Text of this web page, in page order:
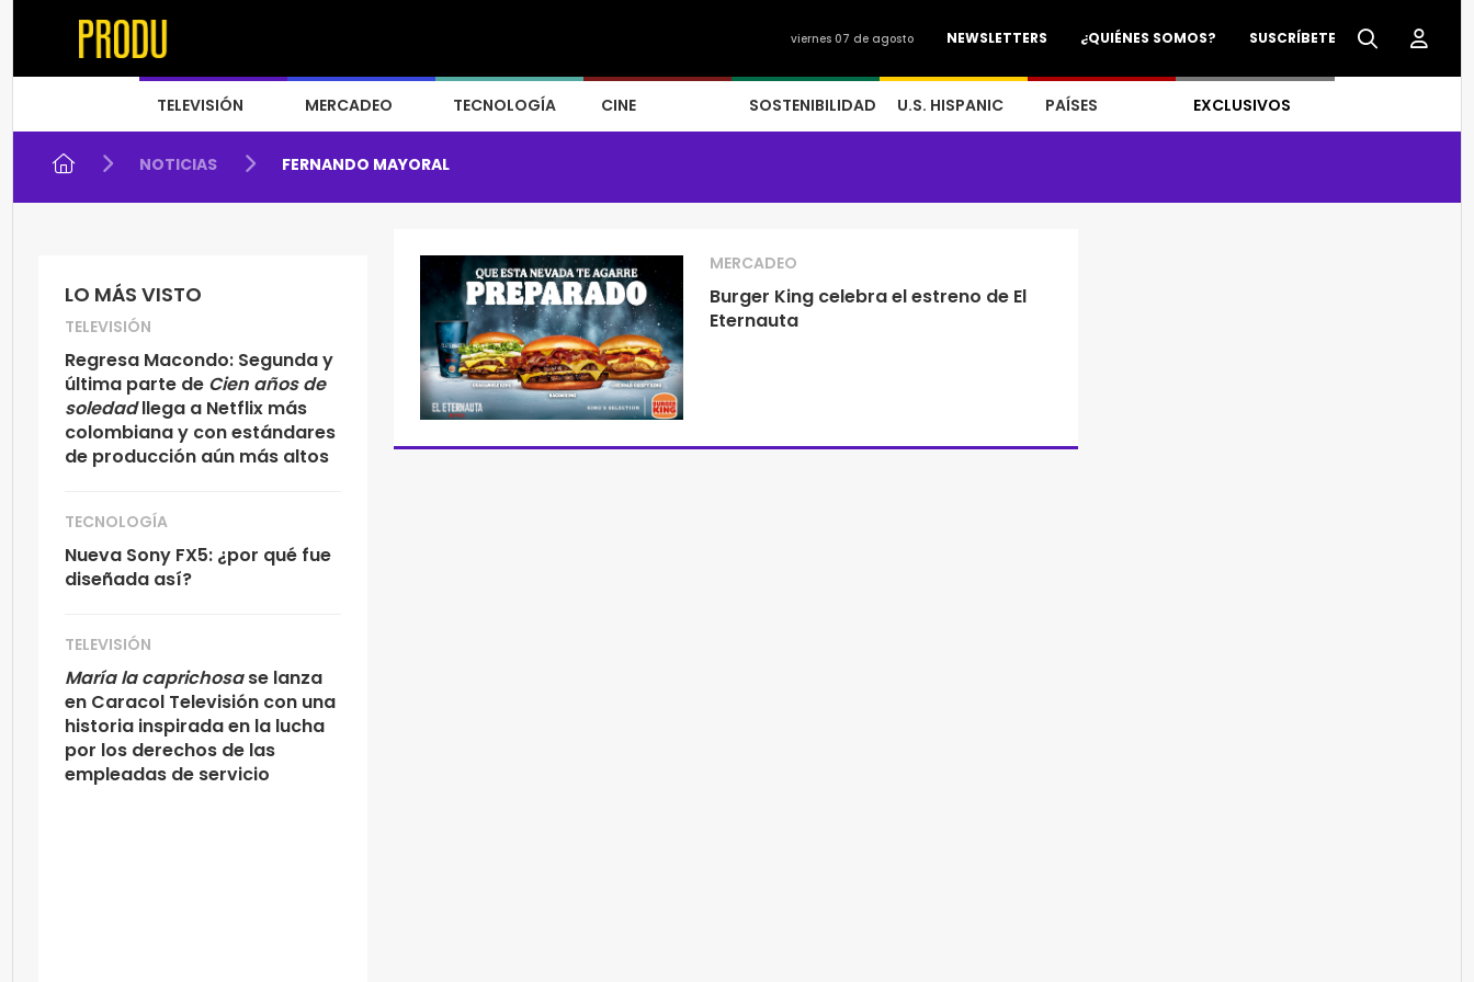
SUSCRÍBETE
¿QUIÉNES SOMOS?
NEWSLETTERS
viernes 07 de agosto
TELEVISIÓN MERCADEO TECNOLOGÍA CINE SOSTENIBILIDAD U.S. HISPANIC PAÍSES EXCLUSIVOS
NOTICIAS FERNANDO MAYORAL
LO MÁS VISTO
TELEVISIÓN
Regresa Macondo: Segunda y
última parte de Cien años de
soledadllega a Netflix más
colombiana y con estándares
de producción aún más altos
TECNOLOGÍA
Nueva Sony FX5: ¿por qué fue
diseñada así?
TELEVISIÓN
María la caprichosase lanza
en Caracol Televisión con una
historia inspirada en la lucha
por los derechos de las
empleadas de servicio
MERCADEO
Burger King celebra el estreno de El
Eternauta